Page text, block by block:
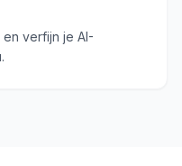
verfijn je AI-